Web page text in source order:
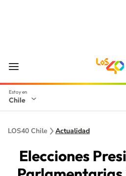
Chile
LOS40 Chile Actualidad
Elecciones